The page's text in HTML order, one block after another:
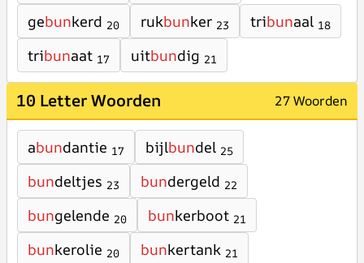
gebunkerd 20 rukbunker 23 tribunaal 18
tribunaat 17 uitbundig 21
10 Letter Woorden 27 Woorden
abundantie 17 bijlbundel 25
bundeltjes 23 bundergeld 22
bungelende 20 bunkerboot 21
bunkerolie 20 bunkertank 21